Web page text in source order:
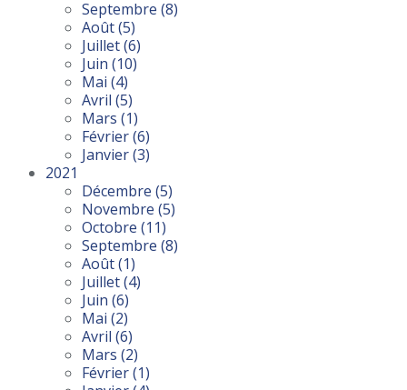
Septembre (8)
Août(5)
Juillet(6)
Juin (10)
Mai (4)
Avril (5)
Mars (1)
Février(6)
Janvier(3)
2021
Décembre (5)
Novembre (5)
Octobre (11)
Septembre (8)
Août(1)
Juillet(4)
Juin (6)
Mai (2)
Avril (6)
Mars (2)
Février(1)